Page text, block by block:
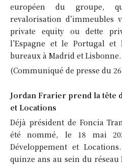
européen du groupe,
revalorisation d’immeubles
private equity ou dette
l’Espagne et le Portugal et
bureaux à Madrid et Lisbonne.
(Communiqué de presse du
Jordan Frarier prend la tête
et Locations
Déjà président de Foncia
été nommé, le 18 mai
Développement et
quinze ans au sein du